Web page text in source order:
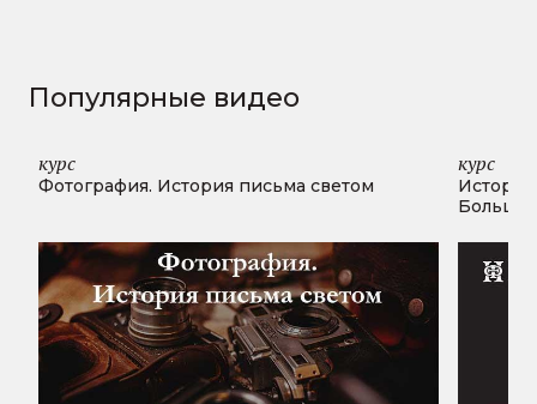
Популярные видео
курс
Фотография. История письма светом
курс